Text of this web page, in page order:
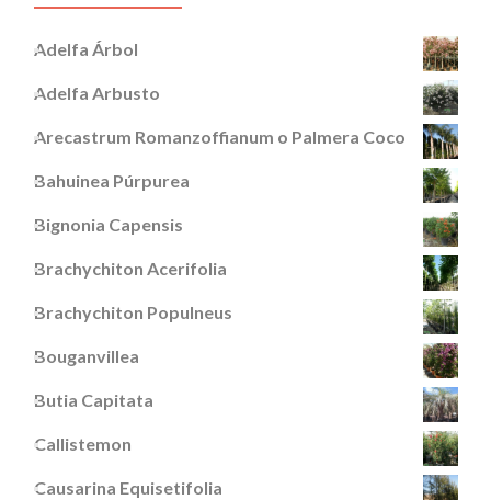
Adelfa Árbol
Adelfa Arbusto
Arecastrum Romanzoffianum o Palmera Coco
Bahuinea Púrpurea
Bignonia Capensis
Brachychiton Acerifolia
Brachychiton Populneus
Bouganvillea
Butia Capitata
Callistemon
Causarina Equisetifolia